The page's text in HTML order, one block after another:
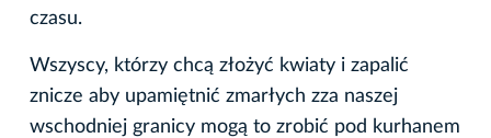
czasu.
Wszyscy, którzy chcą złożyć kwiaty i zapalić
znicze aby upamiętnić zmarłych zza naszej
wschodniej granicy mogą to zrobić pod kurhanem